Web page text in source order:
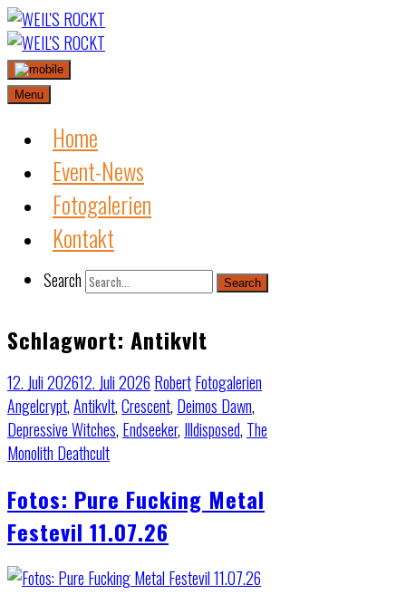
Skip
to
content
Menu
Home
Event-News
Fotogalerien
Kontakt
Search Search
Schlagwort: Antikvlt
12. Juli 202612. Juli 2026 RobertFotogalerien
Angelcrypt,Antikvlt,Crescent, Deimos Dawn,
Depressive Witches, Endseeker, Illdisposed, The
Monolith Deathcult
Fotos: Pure Fucking Metal
Festevil 11.07.26